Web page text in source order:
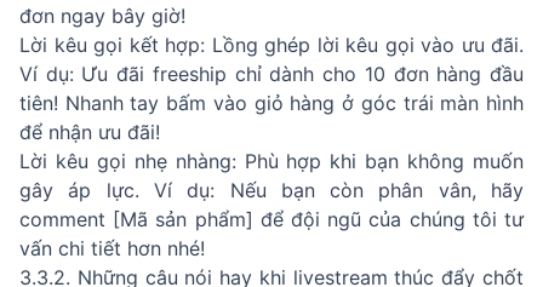
đơn ngay bây giờ!
Lời kêu gọi kết hợp: Lồng ghép lời kêu gọi vào ưu đãi.
Ví dụ: Ưu đãi freeship chỉ dành cho 10 đơn hàng đầu
tiên! Nhanh tay bấm vào giỏ hàng ở góc trái màn hình
để nhận ưu đãi!
Lời kêu gọi nhẹ nhàng: Phù hợp khi bạn không muốn
gây áp lực. Ví dụ: Nếu bạn còn phân vân, hãy
comment [Mã sản phẩm] để đội ngũ của chúng tôi tư
vấn chi tiết hơn nhé!
3.3.2. Những câu nói hay khi livestream thúc đẩy chốt